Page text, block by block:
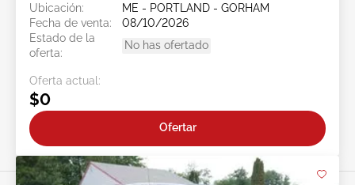
Ubicación:
ME - PORTLAND - GORHAM
Fecha de venta:
08/10/2026
Estado de la
oferta:
No has ofertado
Oferta actual:
$0
Ofertar